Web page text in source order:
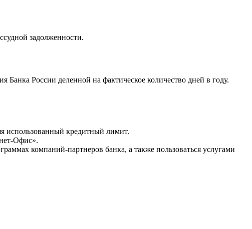
задолженности.
Банка России деленной на фактическое количество дней в году.
использованный кредитный лимит.
Офис».
компаний-партнеров банка, а также пользоваться услугами